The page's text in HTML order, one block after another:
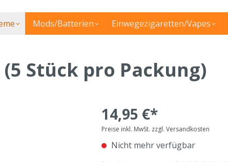
Mods/Batterien Einwegezigaretten/Vapes
(5 Stück pro Packung)
14,95 €*
Preise inkl. MwSt. zzgl. Versandkosten
Nicht mehr verfügbar